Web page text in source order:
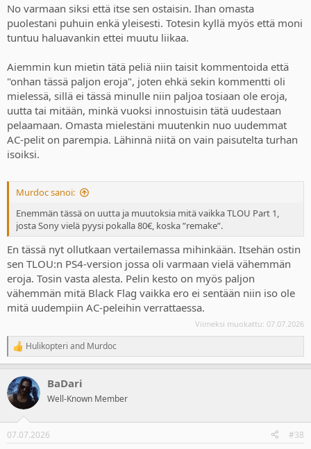
No varmaan siksi että itse sen ostaisin. Ihan omasta
puolestani puhuin enkä yleisesti. Totesin kyllä myös että moni
tuntuu haluavankin ettei muutu liikaa.
Aiemmin kun mietin tätä peliä niin taisit kommentoida että
"onhan tässä paljon eroja", joten ehkä sekin kommentti oli
mielessä, sillä ei tässä minulle niin paljoa tosiaan ole eroja,
uutta tai mitään, minkä vuoksi innostuisin tätä uudestaan
pelaamaan. Omasta mielestäni muutenkin nuo uudemmat
AC-pelit on parempia. Lähinnä niitä on vain paisutelta turhan
isoiksi.
Murdoc sanoi:
Enemmän tässä on uutta ja muutoksia mitä vaikka TLOU Part 1,
josta Sony vielä pyysi pokalla 80€, koska ”remake”.
En tässä nyt ollutkaan vertailemassa mihinkään. Itsehän ostin
sen TLOU:n PS4-version jossa oli varmaan vielä vähemmän
eroja. Tosin vasta alesta. Pelin kesto on myös paljon
vähemmän mitä Black Flag vaikka ero ei sentään niin iso ole
mitä uudempiin AC-peleihin verrattaessa.
Viimeksi muokattu: 07.07.2026
R
e
c
t
i
s
Hulikopteri and Murdoc
BaDari
Well-Known Member
07.07.2026 #38